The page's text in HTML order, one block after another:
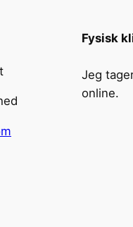
Fysisk
Jeg
online.